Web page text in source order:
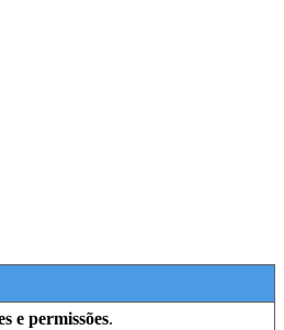
e permissões.